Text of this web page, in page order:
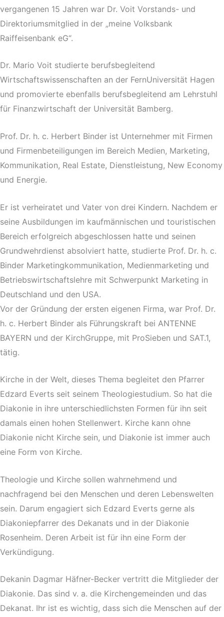
vergangenen 15 Jahren war Dr. Voit Vorstands- und
Direktoriumsmitglied in der „meine Volksbank
Raiffeisenbank eG“.
Dr. Mario Voit studierte berufsbegleitend
Wirtschaftswissenschaften an der FernUniversität Hagen
und promovierte ebenfalls berufsbegleitend am Lehrstuhl
für Finanzwirtschaft der Universität Bamberg.
Prof. Dr. h. c. Herbert Binder ist Unternehmer mit Firmen
und Firmenbeteiligungen im Bereich Medien, Marketing,
Kommunikation, Real Estate, Dienstleistung, New Economy
und Energie.
Er ist verheiratet und Vater von drei Kindern. Nachdem er
seine Ausbildungen im kaufmännischen und touristischen
Bereich erfolgreich abgeschlossen hatte und seinen
Grundwehrdienst absolviert hatte, studierte Prof. Dr. h. c.
Binder Marketingkommunikation, Medienmarketing und
Betriebswirtschaftslehre mit Schwerpunkt Marketing in
Deutschland und den USA.
Vor der Gründung der ersten eigenen Firma, war Prof. Dr.
h. c. Herbert Binder als Führungskraft bei ANTENNE
BAYERN und der KirchGruppe, mit ProSieben und SAT.1,
tätig.
Kirche in der Welt, dieses Thema begleitet den Pfarrer
Edzard Everts seit seinem Theologiestudium. So hat die
Diakonie in ihre unterschiedlichsten Formen für ihn seit
damals einen hohen Stellenwert. Kirche kann ohne
Diakonie nicht Kirche sein, und Diakonie ist immer auch
eine Form von Kirche.
Theologie und Kirche sollen wahrnehmend und
nachfragend bei den Menschen und deren Lebenswelten
sein. Darum engagiert sich Edzard Everts gerne als
Diakoniepfarrer des Dekanats und in der Diakonie
Rosenheim. Deren Arbeit ist für ihn eine Form der
Verkündigung.
Dekanin Dagmar Häfner-Becker vertritt die Mitglieder der
Diakonie. Das sind v. a. die Kirchengemeinden und das
Dekanat. Ihr ist es wichtig, dass sich die Menschen auf der